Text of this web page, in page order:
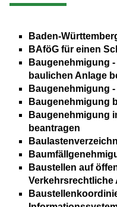
Baden-
BAföG für einen
Baugenehmigung
baulichen Anlage
Baugenehmigung
Baugenehmigung
Baugenehmigung
beantragen
Baustellen auf
Verkehrsrechtliche